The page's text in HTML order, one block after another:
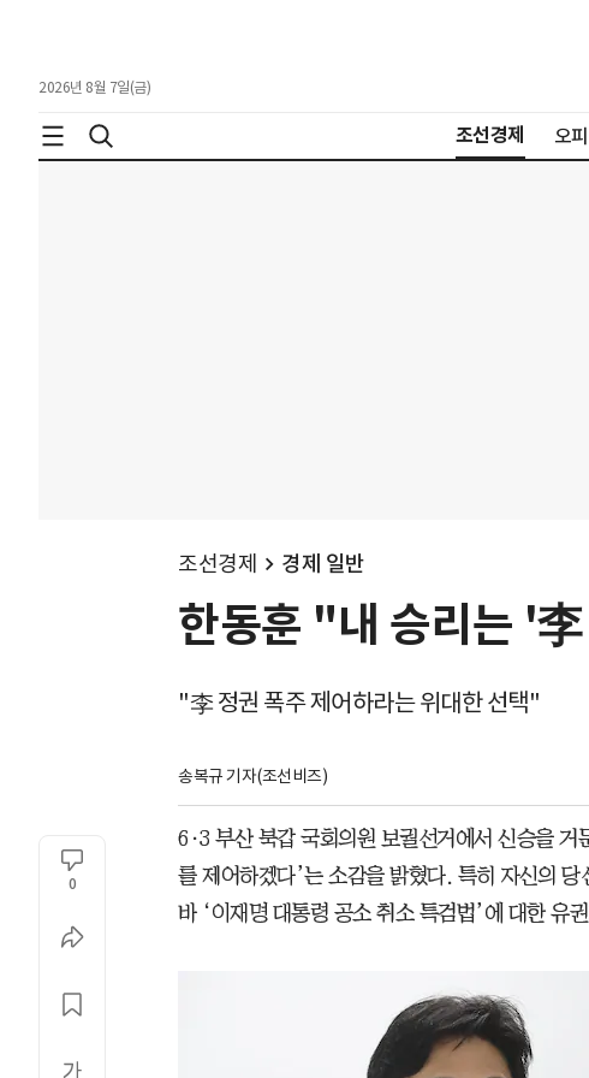
2026년 8월 7일(금)
조선경제 오
조선경제 경제 일반
한동훈 "내 승리는 '
"李 정권 폭주 제어하라는 위대한 선택"
송복규 기자(조선비즈)
0
6·3 부산 북갑 국회의원 보궐선거에서 신승을 거
를 제어하겠다’는 소감을 밝혔다. 특히 자신의
바 ‘이재명 대통령 공소 취소 특검법’에 대한 유